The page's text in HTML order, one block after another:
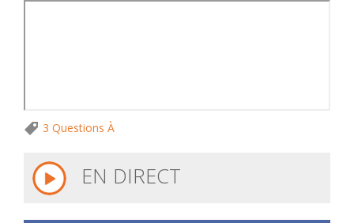
3 Questions À
EN DIRECT